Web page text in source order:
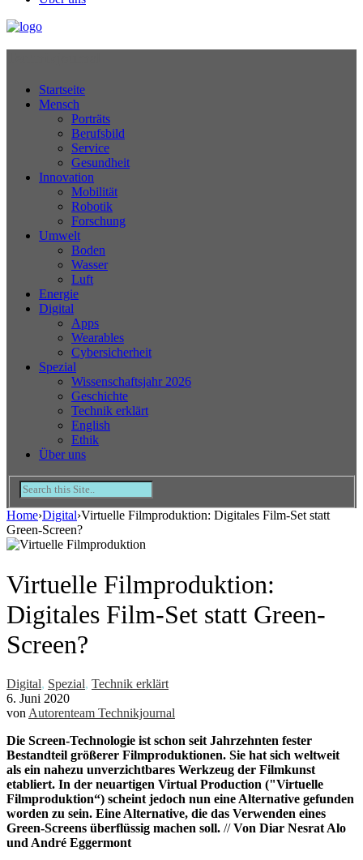
Startseite
Mensch
Porträts
Berufsbild
Service
Gesundheit
Innovation
Mobilität
Robotik
Forschung
Umwelt
Boden
Wasser
Luft
Energie
Digital
Apps
Wearables
Cybersicherheit
Spezial
Wissenschaftsjahr 2026
Geschichte
Technik erklärt
English
Ethik
Über uns
Home›Digital›Virtuelle Filmproduktion: Digitales Film-Set statt
Green-Screen?
Virtuelle Filmproduktion:
Digitales Film-Set statt Green-
Screen?
Digital, Spezial, Technik erklärt
6. Juni 2020
von Autorenteam Technikjournal
Die Screen-Technologie ist schon seit Jahrzehnten fester
Bestandteil größerer Filmproduktionen. Sie hat sich weltweit
als ein nahezu unverzichtbares Werkzeug der Filmkunst
etabliert. In der neuartigen Virtual Production ("Virtuelle
Filmproduktion“) scheint jedoch nun eine Alternative gefunden
worden zu sein. Eine Alternative, die das Verwenden eines
Green-Screens überflüssig machen soll. //Von Diar Nesrat Alo
und André Eggermont